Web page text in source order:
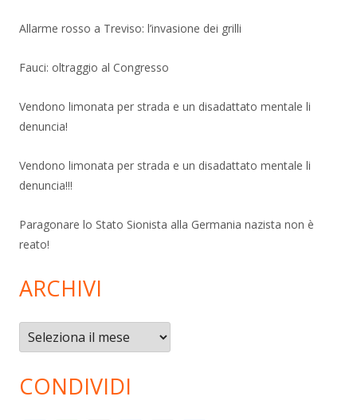
Allarme rosso a Treviso: l’invasione dei grilli
Fauci: oltraggio al Congresso
Vendono limonata per strada e un disadattato mentale li
denuncia!
Vendono limonata per strada e un disadattato mentale li
denuncia!!!
Paragonare lo Stato Sionista alla Germania nazista non è
reato!
ARCHIVI
Archivi
CONDIVIDI